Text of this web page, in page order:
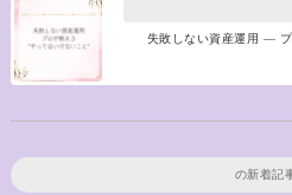
失敗しない資産運用 ― プ
の新着記